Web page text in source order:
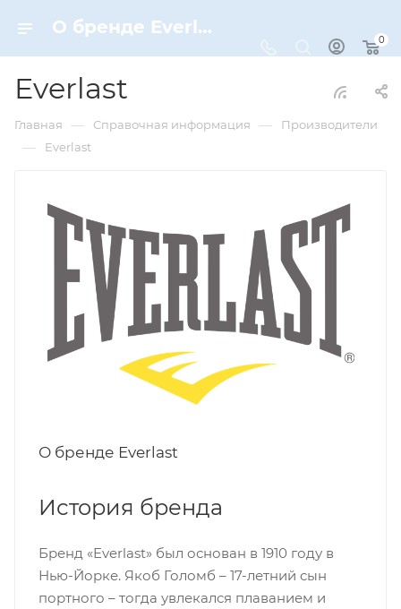
О бренде Everlast
0
Everlast
Главная — Справочная информация — Производители
— Everlast
О бренде Everlast
История бренда
Бренд «Everlast» был основан в 1910 году в
Нью-Йорке. Якоб Голомб – 17-летний сын
портного – тогда увлекался плаванием и